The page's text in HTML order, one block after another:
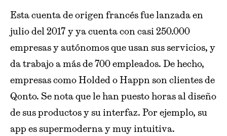
Esta cuenta de origen francés fue lanzada en
julio del 2017 y ya cuenta con casi 250.000
empresas y autónomos que usan sus servicios, y
da trabajo a más de 700 empleados. De hecho,
empresas como Holded o Happn son clientes de
Qonto. Se nota que le han puesto horas al diseño
de sus productos y su interfaz. Por ejemplo, su
app es supermoderna y muy intuitiva.